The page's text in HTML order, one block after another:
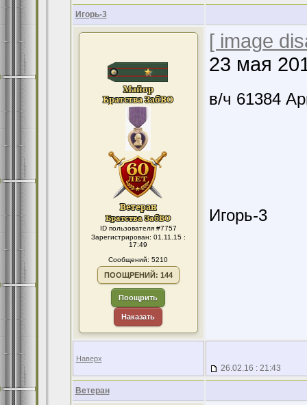
Игорь-3
ID пользователя #7757
Зарегистрирован: 01.11.15 :
17:49
Сообщений: 5210
ПООЩРЕНИЙ: 144
Поощрить
Наказать
[ image
23 мая
в/ч 61384
Игорь-3
Наверх
26.02.16 : 21:43
Ветеран